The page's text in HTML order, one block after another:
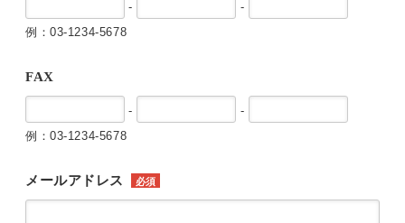
-
-
例：03-1234-5678
FAX
-
-
例：03-1234-5678
メールアドレス 必須